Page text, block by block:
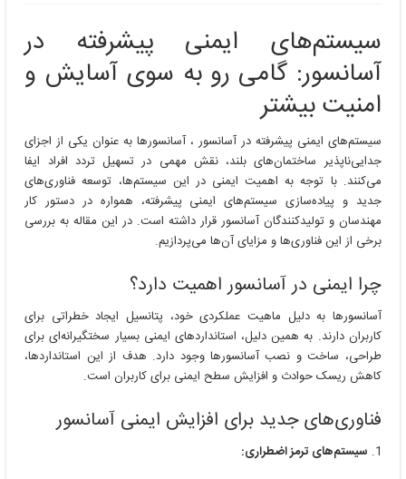
پیشرفته
آسانسور
سیستم‌های ایمنی پیشرفته در
آسانسور: گامی رو به سوی آسایش و
امنیت بیشتر
سیستم‌های ایمنی پیشرفته در آسانسور ، آسانسورها به عنوان یکی از اجزای
جدایی‌ناپذیر ساختمان‌های بلند، نقش مهمی در تسهیل تردد افراد ایفا
می‌کنند. با توجه به اهمیت ایمنی در این سیستم‌ها، توسعه فناوری‌های
جدید و پیاده‌سازی سیستم‌های ایمنی پیشرفته، همواره در دستور کار
مهندسان و تولیدکنندگان آسانسور قرار داشته است. در این مقاله به بررسی
برخی از این فناوری‌ها و مزایای آن‌ها می‌پردازیم.
چرا ایمنی در آسانسور اهمیت دارد؟
آسانسورها به دلیل ماهیت عملکردی خود، پتانسیل ایجاد خطراتی برای
کاربران دارند. به همین دلیل، استانداردهای ایمنی بسیار سختگیرانه‌ای برای
طراحی، ساخت و نصب آسانسورها وجود دارد. هدف از این استانداردها،
کاهش ریسک حوادث و افزایش سطح ایمنی برای کاربران است.
فناوری‌های جدید برای افزایش ایمنی آسانسور
سیستم‌های ترمز اضطراری: